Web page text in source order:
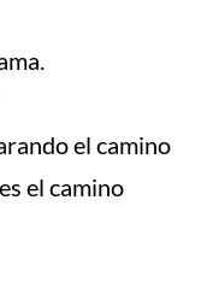
el camino
el camino